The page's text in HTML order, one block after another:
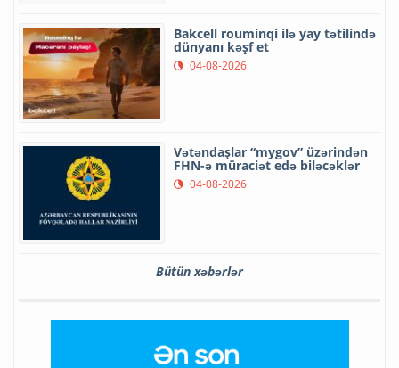
Bakcell rouminqi ilə yay tətilində
dünyanı kəşf et
04-08-2026
Vətəndaşlar “mygov” üzərindən
FHN-ə müraciət edə biləcəklər
04-08-2026
Bütün xəbərlər